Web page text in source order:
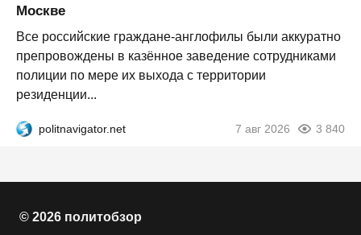
Москве
Все российские граждане-англофилы были аккуратно
препровождены в казённое заведение сотрудниками
полиции по мере их выхода с территории
резиденции...
politnavigator.net 7 авг 2026 3 840
© 2026 политобзор